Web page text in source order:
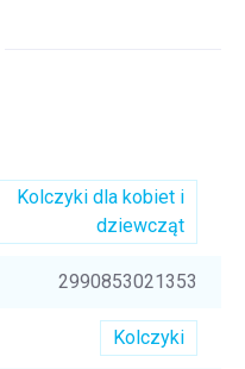
Kolczyki dla kobiet i
dziewcząt
2990853021353
Kolczyki